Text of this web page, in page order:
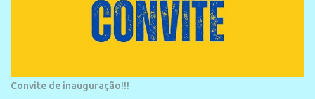
Convite de inauguração!!!